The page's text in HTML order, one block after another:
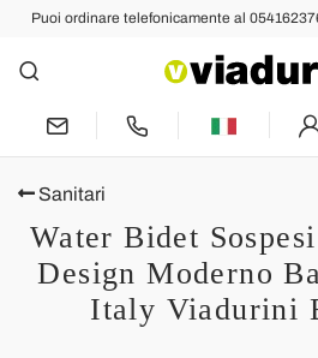
Puoi ordinare telefonicamente al
Sanitari
Water Bidet
Design Moderno
Italy Viadurini